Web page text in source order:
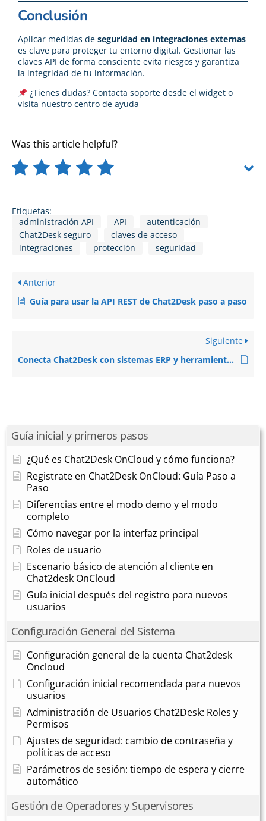
Conclusión
Aplicar medidas de seguridad en integraciones externas
es clave para proteger tu entorno digital. Gestionar las
claves API de forma consciente evita riesgos y garantiza
la integridad de tu información.
¿Tienes dudas? Contacta soporte desde el widget o
visita nuestro centro de ayuda
Was this article helpful?
Etiquetas:
administración API
API
autenticación
Chat2Desk seguro
claves de acceso
integraciones
protección seguridad
Anterior
Guía para usar la API REST de Chat2Desk paso a paso
Siguiente
Conecta Chat2Desk con sistemas ERP y herramientas internas
Guía inicial y primeros pasos
¿Qué es Chat2Desk OnCloud y cómo funciona?
Registrate en Chat2Desk OnCloud: Guía Paso a
Paso
Diferencias entre el modo demo y el modo
completo
Cómo navegar por la interfaz principal
Roles de usuario
Escenario básico de atención al cliente en
Chat2desk OnCloud
Guía inicial después del registro para nuevos
usuarios
Configuración General del Sistema
Configuración general de la cuenta Chat2desk
Oncloud
Configuración inicial recomendada para nuevos
usuarios
Administración de Usuarios Chat2Desk: Roles y
Permisos
Ajustes de seguridad: cambio de contraseña y
políticas de acceso
Parámetros de sesión: tiempo de espera y cierre
automático
Gestión de Operadores y Supervisores